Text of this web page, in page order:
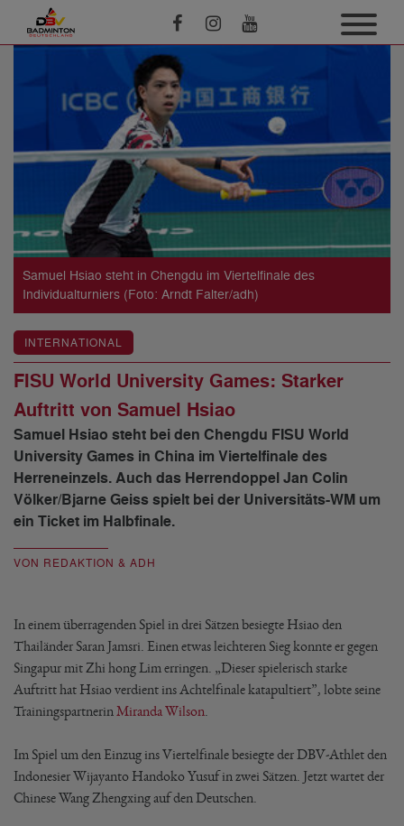
Samuel Hsiao steht in Chengdu im Viertelfinale des
Individualturniers (Foto: Arndt Falter/adh)
INTERNATIONAL
FISU World University Games: Starker
Auftritt von Samuel Hsiao
Samuel Hsiao steht bei den Chengdu FISU World
University Games in China im Viertelfinale des
Herreneinzels. Auch das Herrendoppel Jan Colin
Völker/Bjarne Geiss spielt bei der Universitäts-WM um
ein Ticket im Halbfinale.
VON REDAKTION & ADH
In einem überragenden Spiel in drei Sätzen besiegte Hsiao den
Thailänder Saran Jamsri. Einen etwas leichteren Sieg konnte er gegen
Singapur mit Zhi hong Lim erringen. „Dieser spielerisch starke
Auftritt hat Hsiao verdient ins Achtelfinale katapultiert”, lobte seine
Trainingspartnerin Miranda Wilson
Im Spiel um den Einzug ins Viertelfinale besiegte der DBV-Athlet den
Indonesier Wijayanto Handoko Yusuf in zwei Sätzen. Jetzt wartet der
Chinese Wang Zhengxing auf den Deutschen.